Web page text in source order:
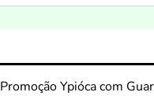
Promoção Ypióca com